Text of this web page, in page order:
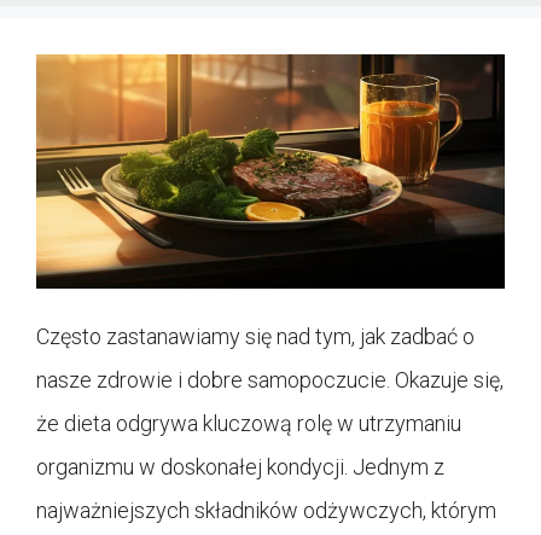
Często zastanawiamy się nad tym, jak zadbać o
nasze zdrowie i dobre samopoczucie. Okazuje się,
że dieta odgrywa kluczową rolę w utrzymaniu
organizmu w doskonałej kondycji. Jednym z
najważniejszych składników odżywczych, którym